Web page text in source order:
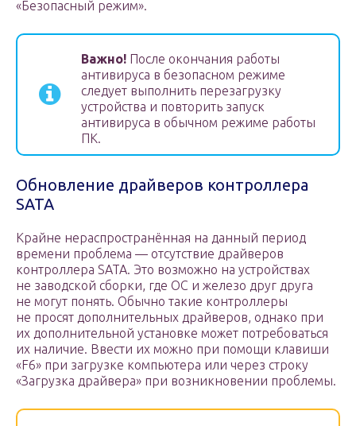
«Безопасный режим».
Важно! После окончания работы
антивируса в безопасном режиме
следует выполнить перезагрузку
устройства и повторить запуск
антивируса в обычном режиме работы
ПК.
Обновление драйверов контроллера
SATA
Крайне нераспространённая на данный период
времени проблема — отсутствие драйверов
контроллера SATA. Это возможно на устройствах
не заводской сборки, где ОС и железо друг друга
не могут понять. Обычно такие контроллеры
не просят дополнительных драйверов, однако при
их дополнительной установке может потребоваться
их наличие. Ввести их можно при помощи клавиши
«F6» при загрузке компьютера или через строку
«Загрузка драйвера» при возникновении проблемы.